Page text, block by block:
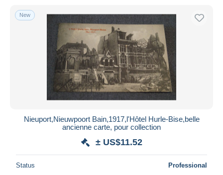
New
Nieuport,Nieuwpoort Bain,1917,l'Hôtel Hurle-Bise,belle
ancienne carte, pour collection
± US$11.52
Status Professional